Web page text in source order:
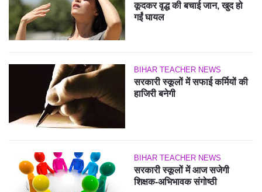
कूदकर वृद्ध की बचाई जान, खुद हो
गईं घायल
BIHAR TEACHER NEWS
सरकारी स्कूलों में सफाई कर्मियों की
हाजिरी बनेगी
BIHAR TEACHER NEWS
सरकारी स्कूलों में आज सजेगी
शिक्षक-अभिभावक संगोष्ठी